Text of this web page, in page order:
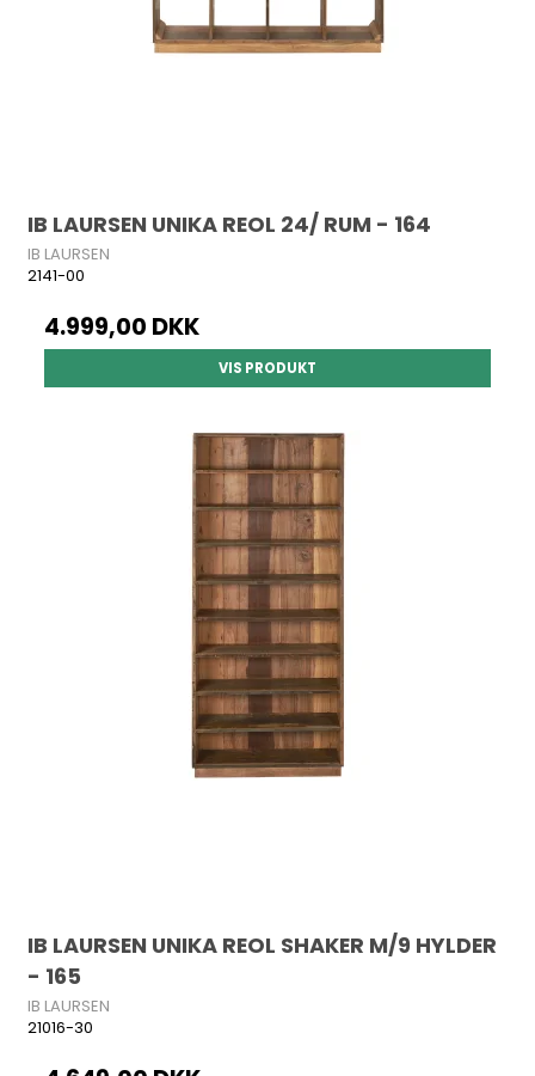
IB LAURSEN UNIKA REOL 24/ RUM - 164
IB LAURSEN
2141-00
4.999,00 DKK
VIS PRODUKT
IB LAURSEN UNIKA REOL SHAKER M/9 HYLDER
- 165
IB LAURSEN
21016-30